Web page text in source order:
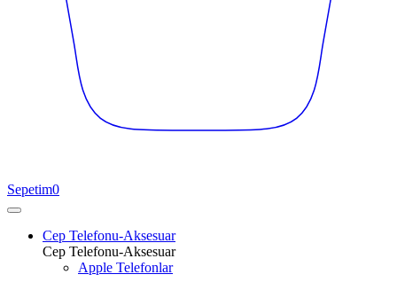
Sepetim0
Cep Telefonu-Aksesuar
Cep Telefonu-Aksesuar
Apple Telefonlar